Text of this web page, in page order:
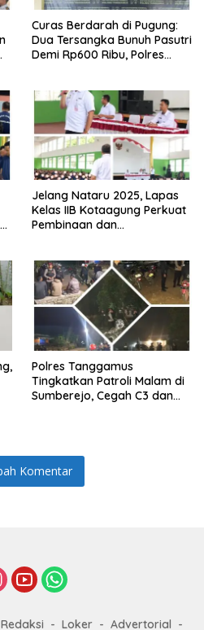
Curas Berdarah di Pugung:
Dua Tersangka Bunuh Pasutri
Demi Rp600 Ribu, Polres
Jelang Nataru 2025, Lapas
Kelas IIB Kotaagung Perkuat
Pembinaan dan
Polres Tanggamus
Tingkatkan Patroli Malam di
Sumberejo, Cegah C3 dan
Komentar
Redaksi Loker Advertorial